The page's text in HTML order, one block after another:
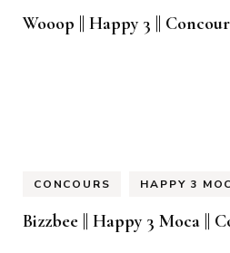
Wooop || Happy 3 ||
CONCOURS HAPPY 3
Bizzbee || Happy 3 Moca ||